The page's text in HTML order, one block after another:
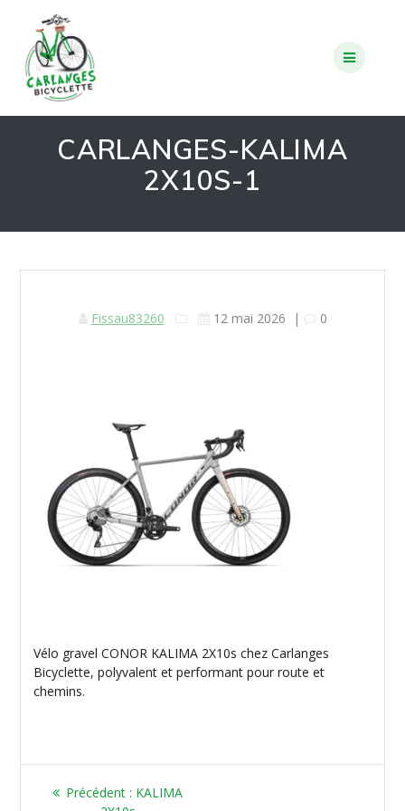
CARLANGES-KALIMA
2X10S-1
Fissau83260 12 mai 2026 | 0
Vélo gravel CONOR KALIMA 2X10s chez Carlanges
Bicyclette, polyvalent et performant pour route et
chemins.
Précédent : Article
KALIMA